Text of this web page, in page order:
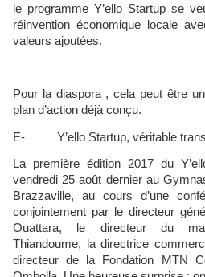
le programme Y’ello Startup se
réinvention économique locale
valeurs ajoutées.
Pour la diaspora , cela peut être
plan d’action déjà conçu.
E- Y’ello Startup, véritable
La première édition 2017 du
vendredi 25 août dernier au
Brazzaville, au cours d’une
conjointement par le directeur
Ouattara, le directeur du
Thiandoume, la directrice
directeur de la Fondation MTN